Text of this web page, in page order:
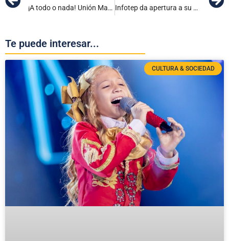
¡A todo o nada! Unión Magdalena y Atlético Huila se juegan la clasificación Infotep da apertura a su semana cultural ‘Green Fest’ 2024
Te puede interesar...
CULTURA & SOCIEDAD